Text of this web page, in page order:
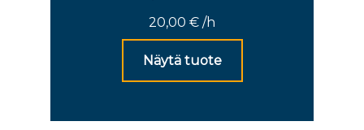
20,00 € /h
Näytä tuote